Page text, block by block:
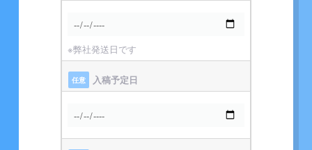
※弊社発送日です
任意 入稿予定日